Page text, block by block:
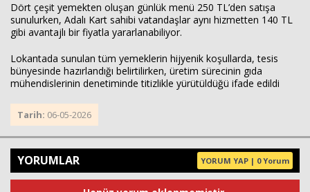
Dört çeşit yemekten oluşan günlük menü 250 TL’den satışa
sunulurken, Adalı Kart sahibi vatandaşlar aynı hizmetten 140 TL
gibi avantajlı bir fiyatla yararlanabiliyor.
Lokantada sunulan tüm yemeklerin hijyenik koşullarda, tesis
bünyesinde hazırlandığı belirtilirken, üretim sürecinin gıda
mühendislerinin denetiminde titizlikle yürütüldüğü ifade edildi
Tarih: 06-05-2026
YORUMLAR YORUM YAP | 0 Yorum